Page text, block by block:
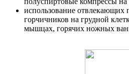
использование отвлекающих
горчичников на грудной
мышцах, горячих ножных